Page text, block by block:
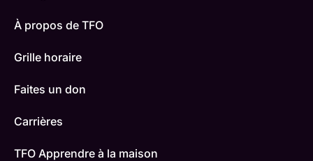
À propos de TFO
Grille horaire
Faites un don
Carrières
TFO Apprendre à la maison